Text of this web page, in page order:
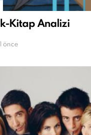
Kitap Analizi
önce